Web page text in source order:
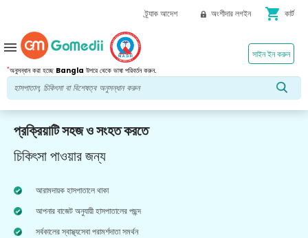
ট্র্যাক আদেশ অংশীদার লগইন shopping_cart কার্ট
*অনুসন্ধান করা হচ্ছে Bangla উপরে থেকে ভাষা পরিবর্তন করুন.
সাইন ইন করুন
menu
প্রক্রিয়াটি সহজ ও সংহত করতে
চিকিৎসা পাওয়ার জন্য
আরামদায়ক হাসপাতালে থাকা
আপনার বাজেট অনুযায়ী হাসপাতালের পছন্দ
সর্বকালের স্বাস্থ্যসেবা পরামর্শদাতা সমর্থন